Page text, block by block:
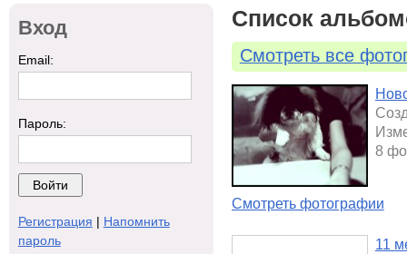
Список
Смотреть все
8
Смотреть фотографии
11
Вход
Email:
Пароль:
Регистрация | Напомнить
пароль